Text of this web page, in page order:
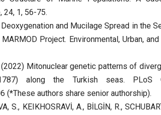
24, 1, 56-75.
Deoxygenation and Mucilage Spread in the
Project. Environmental, Urban,
(2022) Mitonuclear genetic patterns of
along the Turkish seas. PLoS
(*These authors share senior authorship).
S., KEIKHOSRAVİ, A., BİLGİN, R.,